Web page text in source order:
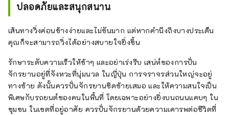
ปลอดภัยและสนุกสนาน
เส้นทางวิ่งค่อนข้างง่ายและไม่ชันมาก แต่หากคำนึงถึงบางประเด็น
คุณก็จะสามารถวิ่งได้อย่างสบายใจยิ่งขึ้น
รักษาระดับความเร็วให้ช้าๆ และอย่าเร่งรีบ เสน่ห์ของการปั่น
จักรยานอยู่ที่จังหวะที่นุ่มนวล ในญี่ปุ่น การจราจรส่วนใหญ่จะอยู่
ทางซ้าย ดังนั้นควรปั่นจักรยานชิดซ้ายเสมอ และให้ความสนใจเป็น
พิเศษกับรถยนต์ของคนในพื้นที่ โดยเฉพาะอย่างยิ่งบนถนนแคบๆ ใน
ชุมชน ในเขตที่อยู่อาศัย ควรปั่นจักรยานด้วยความเคารพต่อชีวิตที่